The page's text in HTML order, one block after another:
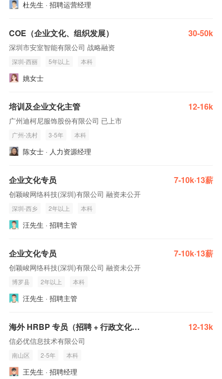
杜先生 · 招聘运营经理
COE（企业文化、组织发展） 30-50k
深圳市安室智能有限公司 战略融资
深圳-西丽 5年以上 本科
姚女士
培训及企业文化主管 12-16k
广州迪柯尼服饰股份有限公司 已上市
广州-冼村 3-5年 本科
陈女士 · 人力资源经理
企业文化专员 7-10k·13薪
创颖峻网络科技(深圳)有限公司 融资未公开
深圳-西乡 2年以上 本科
汪先生 · 招聘主管
企业文化专员 7-10k·13薪
创颖峻网络科技(深圳)有限公司 融资未公开
博罗县 2年以上 本科
汪先生 · 招聘主管
海外 HRBP 专员（招聘 + 行政文化方向） 12-13k
信必优信息技术有限公司
南山区 2-5年 本科
王先生 · 招聘经理